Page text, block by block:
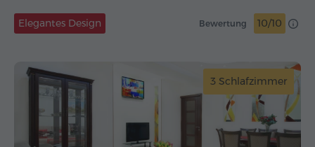
Elegantes Design Bewertung 10/10
3 Schlafzimmer